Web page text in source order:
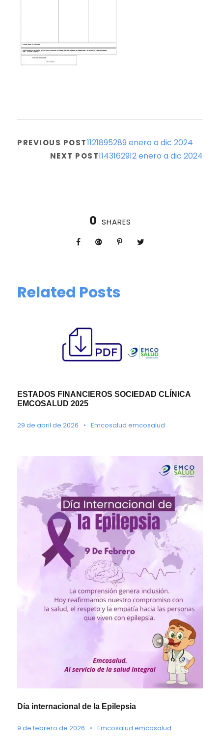
PREVIOUS POST1121895289 enero a dic 2024
NEXT POST1143162912 enero a dic 2024
0 SHARES
Related Posts
ESTADOS FINANCIEROS SOCIEDAD CLÍNICA
EMCOSALUD 2025
29 de abril de 2026 • Emcosalud emcosalud
Día internacional de la Epilepsia
9 de febrero de 2026 • Emcosalud emcosalud